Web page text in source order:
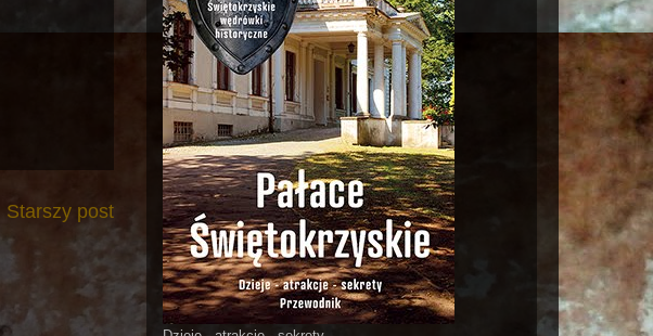
Starszy post